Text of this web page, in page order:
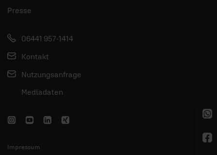
Presse
06441 957-1414
Kontakt
Nutzungsanfrage
Mediadaten
Impressum